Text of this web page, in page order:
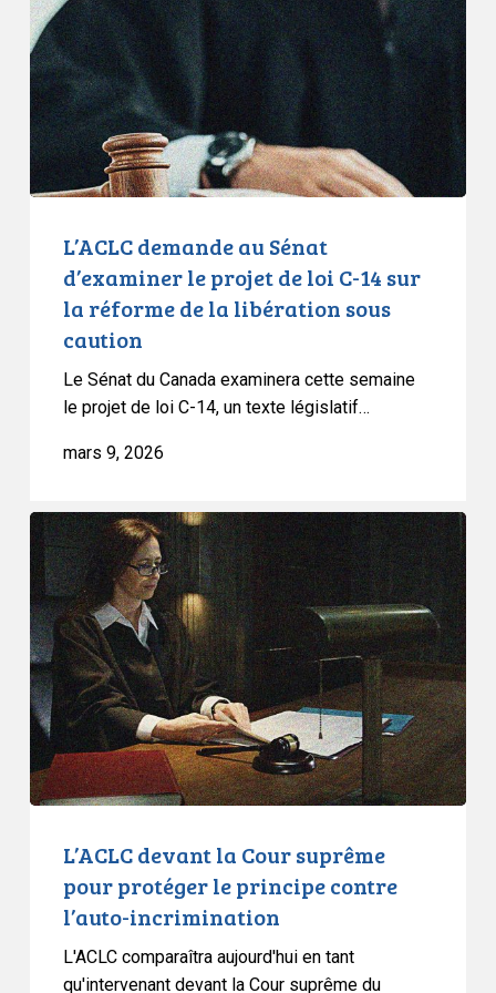
d’examiner
le
projet
de
loi
C-
réforme
libération
sous
L’ACLC demande au Sénat
d’examiner le projet de loi C-14 sur
la réforme de la libération sous
caution
Le Sénat du Canada examinera cette semaine
le projet de loi C-14, un texte législatif…
mars 9, 2026
L’ACLC
devant
la
Cour
suprême
pour
protéger
le
principe
contre
L’ACLC devant la Cour suprême
pour protéger le principe contre
l’auto-incrimination
L'ACLC comparaîtra aujourd'hui en tant
qu'intervenant devant la Cour suprême du